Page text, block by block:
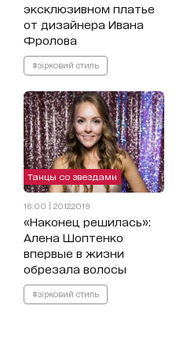
эксклюзивном платье
от дизайнера Ивана
Фролова
#зірковий стиль
Танцы со звездами
16:00 | 20.12.2019
«Наконец решилась»:
Алена Шоптенко
впервые в жизни
обрезала волосы
#зірковий стиль